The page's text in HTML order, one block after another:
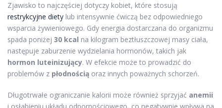
Zjawisko to najczęściej dotyczy kobiet, które stosują
restrykcyjne diety lub intensywnie ćwiczą bez odpowiedniego
wsparcia żywieniowego. Gdy energia dostarczana do organizmu
spada poniżej 30 kcal na kilogram beztłuszczowej masy ciała,
następuje zaburzenie wydzielania hormonów, takich jak
hormon luteinizujący. W efekcie może to prowadzić do
problemów z płodnością oraz innych poważnych schorzeń.
Długotrwałe ograniczanie kalorii może również sprzyjać anemii